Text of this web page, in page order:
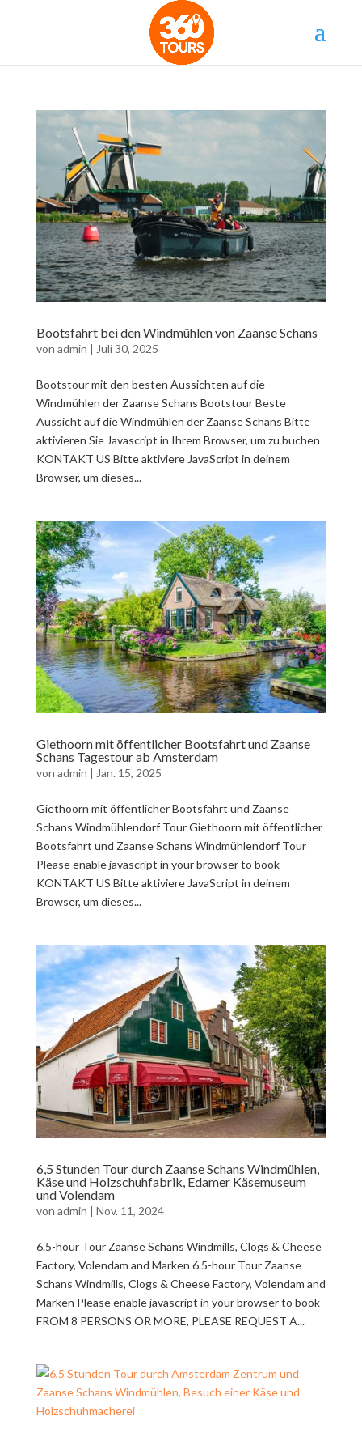
Bootsfahrt bei den Windmühlen von Zaanse Schans
von admin | Juli 30, 2025
Bootstour mit den besten Aussichten auf die
Windmühlen der Zaanse Schans Bootstour Beste
Aussicht auf die Windmühlen der Zaanse Schans Bitte
aktivieren Sie Javascript in Ihrem Browser, um zu buchen
KONTAKT US Bitte aktiviere JavaScript in deinem
Browser, um dieses...
Giethoorn mit öffentlicher Bootsfahrt und Zaanse
Schans Tagestour ab Amsterdam
von admin | Jan. 15, 2025
Giethoorn mit öffentlicher Bootsfahrt und Zaanse
Schans Windmühlendorf Tour Giethoorn mit öffentlicher
Bootsfahrt und Zaanse Schans Windmühlendorf Tour
Please enable javascript in your browser to book
KONTAKT US Bitte aktiviere JavaScript in deinem
Browser, um dieses...
6,5 Stunden Tour durch Zaanse Schans Windmühlen,
Käse und Holzschuhfabrik, Edamer Käsemuseum
und Volendam
von admin | Nov. 11, 2024
6.5-hour Tour Zaanse Schans Windmills, Clogs & Cheese
Factory, Volendam and Marken 6.5-hour Tour Zaanse
Schans Windmills, Clogs & Cheese Factory, Volendam and
Marken Please enable javascript in your browser to book
FROM 8 PERSONS OR MORE, PLEASE REQUEST A...